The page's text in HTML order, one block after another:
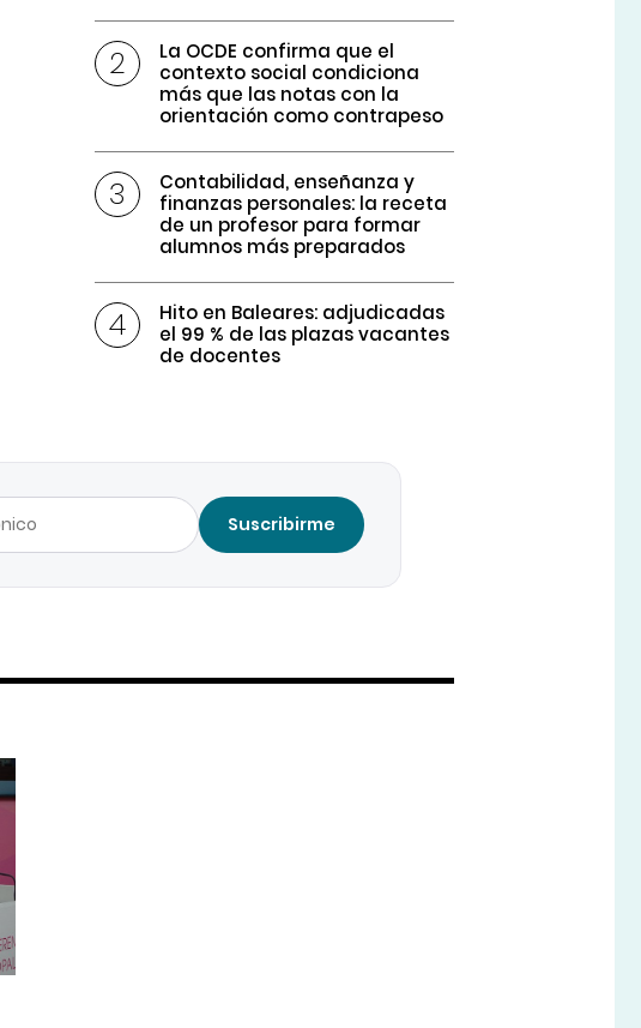
La OCDE confirma que el
contexto social condiciona
más que las notas con la
orientación como contrapeso
Contabilidad, enseñanza y
finanzas personales: la receta
de un profesor para formar
alumnos más preparados
Hito en Baleares: adjudicadas
el 99 % de las plazas vacantes
de docentes
Suscribirme